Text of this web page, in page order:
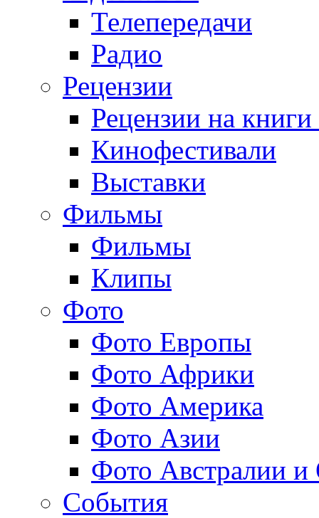
Телепередачи
Радио
Рецензии
Рецензии на
Кинофестивали
Выставки
Фильмы
Фильмы
Клипы
Фото
Фото Европы
Фото Африки
Фото Америка
Фото Азии
Фото Австралии и
События